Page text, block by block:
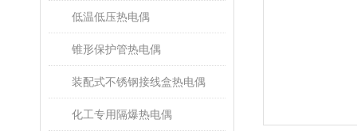
低温低压热电偶
锥形保护管热电偶
装配式不锈钢接线盒热电偶
化工专用隔爆热电偶